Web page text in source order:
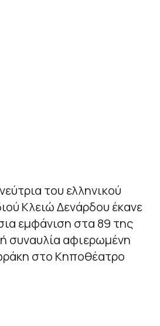
του ελληνικού
Κλειώ Δενάρδου έκανε
εμφάνιση στα 89 της
συναυλία αφιερωμένη
στο Κηποθέατρο